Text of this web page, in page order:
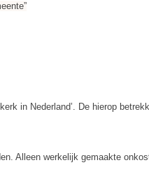
in Nederland’. De hierop
Alleen werkelijk gemaakte